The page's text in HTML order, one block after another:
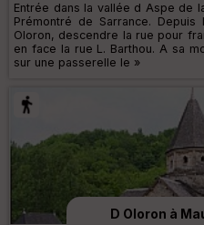
Entrée dans la vallée d Aspe de
Prémontré de Sarrance.
Oloron, descendre la rue pour
en face la rue L. Barthou. A sa
sur une passerelle le »
D Oloron à